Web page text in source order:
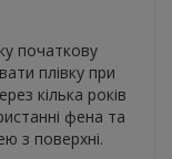
початкову
плівку при
кілька років
фена та
з поверхні.